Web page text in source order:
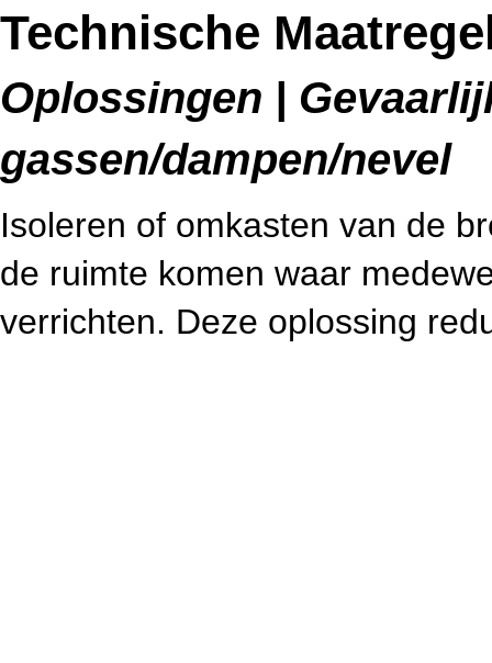
Technische
Oplossingen |
gassen/dampen/nevel
Isoleren of omkasten van de
de ruimte komen waar
verrichten. Deze oplossing